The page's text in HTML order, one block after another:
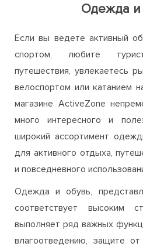
Одежда и
Если вы ведете активный
спортом, любите
путешествия, увлекаетесь
велоспортом или катанием
магазине ActiveZone
много интересного и
широкий ассортимент
для активного отдыха,
и повседневного
Одежда и обувь,
соответствует высоким
выполняет ряд важных
влагоотведению, защите